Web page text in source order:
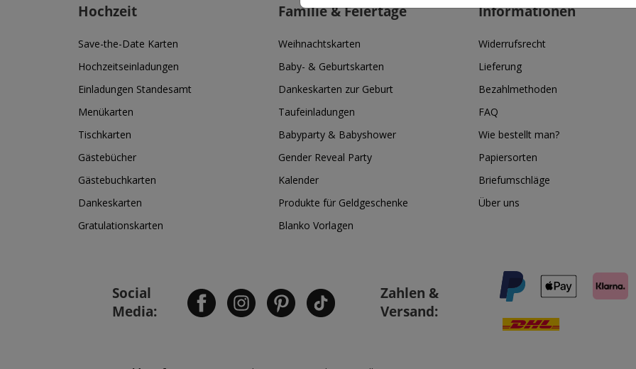
Hochzeit
Save-the-Date Karten
Hochzeitseinladungen
Einladungen Standesamt
Menükarten
Tischkarten
Gästebücher
Gästebuchkarten
Dankeskarten
Gratulationskarten
Familie & Feiertage
Weihnachtskarten
Baby- & Geburtskarten
Dankeskarten zur Geburt
Taufeinladungen
Babyparty & Babyshower
Gender Reveal Party
Kalender
Produkte für Geldgeschenke
Blanko Vorlagen
Informationen
Widerrufsrecht
Lieferung
Bezahlmethoden
FAQ
Wie bestellt man?
Papiersorten
Briefumschläge
Über uns
Social
Media:
Zahlen &
Versand: